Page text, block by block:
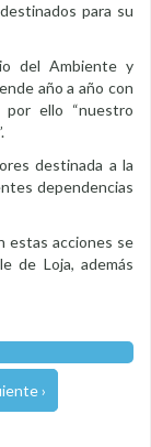
para su
del Ambiente y
año a año con
ello “nuestro
destinada a la
dependencias
estas acciones se
de Loja, además
›